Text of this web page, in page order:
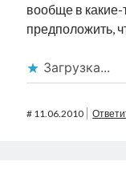
вообще в
предположить,
Загрузка...
# 11.06.2010